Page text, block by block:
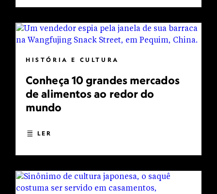
HISTÓRIA E CULTURA
Conheça 10 grandes mercados
de alimentos ao redor do
mundo
LER